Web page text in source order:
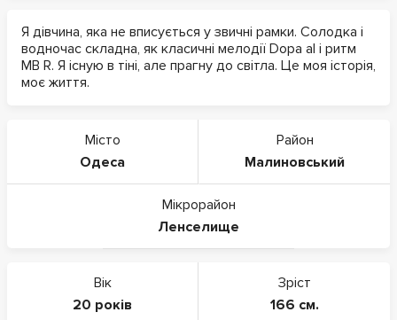
Я дівчина, яка не вписується у звичні рамки. Солодка і
водночас складна, як класичні мелодії Dopa al і ритм
MB R. Я існую в тіні, але прагну до світла. Це моя історія,
моє життя.
Місто
Одеса
Район
Малиновський
Мікрорайон
Ленселище
Вік
20 років
Зріст
166 см.